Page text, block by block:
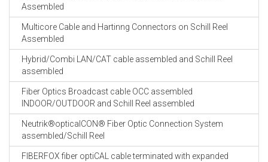
Assembled
Multicore Cable and Hartinng Connectors on Schill Reel
Assembled
Hybrid/Combi LAN/CAT cable assembled and Schill Reel
assembled
Fiber Optics Broadcast cable OCC assembled
INDOOR/OUTDOOR and Schill Reel assembled
Neutrik®opticalCON® Fiber Optic Connection System
assembled/Schill Reel
FIBERFOX fiber optiCAL cable terminated with expanded